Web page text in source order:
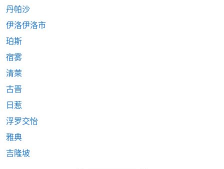
丹帕沙
伊洛伊洛市
珀斯
宿雾
清萊
古晋
日惹
浮罗交怡
雅典
吉隆坡